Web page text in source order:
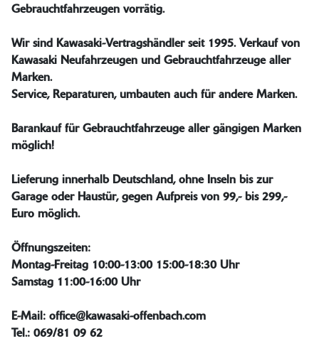
Gebrauchtfahrzeugen vorrätig.
Wir sind Kawasaki-Vertragshändler seit 1995. Verkauf von
Kawasaki Neufahrzeugen und Gebrauchtfahrzeuge aller
Marken.
Service, Reparaturen, umbauten auch für andere Marken.
Barankauf für Gebrauchtfahrzeuge aller gängigen Marken
möglich!
Lieferung innerhalb Deutschland, ohne Inseln bis zur
Garage oder Haustür, gegen Aufpreis von 99,- bis 299,-
Euro möglich.
Öffnungszeiten:
Montag-Freitag 10:00-13:00 15:00-18:30 Uhr
Samstag 11:00-16:00 Uhr
E-Mail: office@kawasaki-offenbach.com
Tel.: 069/81 09 62